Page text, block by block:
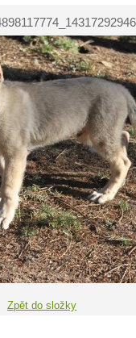
Zpět do složky